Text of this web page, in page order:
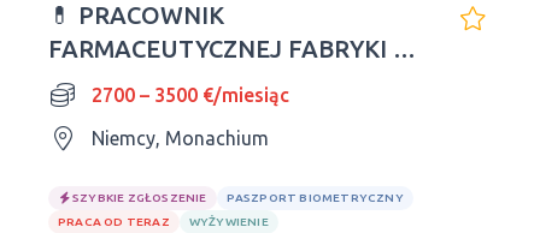
💊 PRACOWNIK
FARMACEUTYCZNEJ FABRYKI W
NIEMCZECH
2700 – 3500 €/miesiąc
Niemcy, Monachium
SZYBKIE ZGŁOSZENIE
PASZPORT BIOMETRYCZNY
PRACA OD TERAZ
WYŻYWIENIE